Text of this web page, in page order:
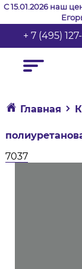
С 15.01.2026 наш
+ 7 (495) 127-
Главная
7037